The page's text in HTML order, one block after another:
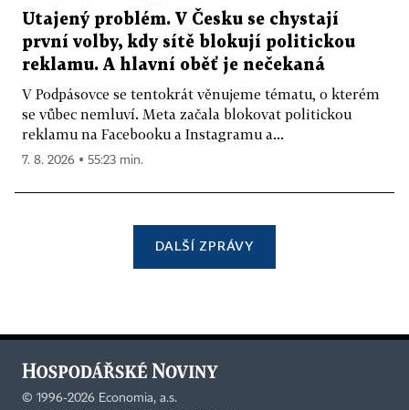
Utajený problém. V Česku se chystají
první volby, kdy sítě blokují politickou
reklamu. A hlavní oběť je nečekaná
V Podpásovce se tentokrát věnujeme tématu, o kterém
se vůbec nemluví. Meta začala blokovat politickou
reklamu na Facebooku a Instagramu a...
7. 8. 2026 ▪ 55:23 min.
DALŠÍ ZPRÁVY
© 1996-2026 Economia, a.s.